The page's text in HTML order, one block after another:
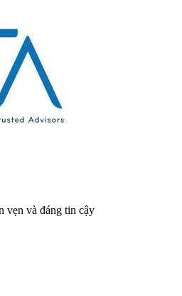
vẹn và đáng tin cậy